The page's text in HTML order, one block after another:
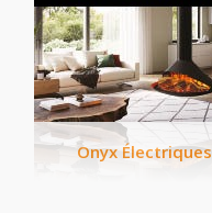
Onyx Électriques